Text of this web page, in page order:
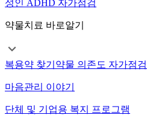
성인 ADHD 자가점검
약물치료 바로알기
복용약 찾기 약물 의존도 자가점검
마음관리 이야기
단체 및 기업용 복지 프로그램